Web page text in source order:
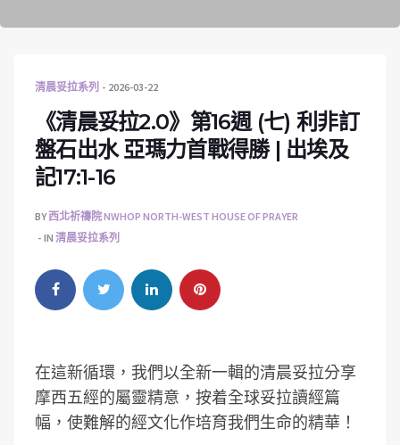
清晨妥拉系列 2026-03-22
《清晨妥拉2.0》第16週 (七) 利非訂
盤石出水 亞瑪力首戰得勝 | 出埃及
記17:1-16
BY西北祈禱院 NWHOP NORTH-WEST HOUSE OF PRAYER
IN 清晨妥拉系列
在這新循環，我們以全新一輯的清晨妥拉分享
摩西五經的屬靈精意，按着全球妥拉讀經篇
幅，使難解的經文化作培育我們生命的精華！